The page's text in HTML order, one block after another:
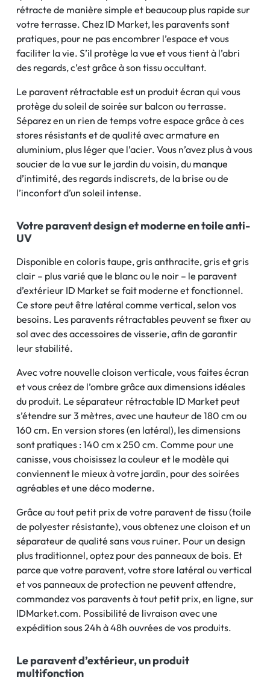
rétracte de manière simple et beaucoup plus rapide sur
votre terrasse. Chez ID Market, les paravents sont
pratiques, pour ne pas encombrer l’espace et vous
faciliter la vie. S’il protège la vue et vous tient à l’abri
des regards, c’est grâce à son tissu occultant.
Le paravent rétractable est un produit écran qui vous
protège du soleil de soirée sur balcon ou terrasse.
Séparez en un rien de temps votre espace grâce à ces
stores résistants et de qualité avec armature en
aluminium, plus léger que l’acier. Vous n’avez plus à vous
soucier de la vue sur le jardin du voisin, du manque
d’intimité, des regards indiscrets, de la brise ou de
l’inconfort d’un soleil intense.
Votre paravent design et moderne en toile anti-
UV
Disponible en coloris taupe, gris anthracite, gris et gris
clair – plus varié que le blanc ou le noir – le paravent
d’extérieur ID Market se fait moderne et fonctionnel.
Ce store peut être latéral comme vertical, selon vos
besoins. Les paravents rétractables peuvent se fixer au
sol avec des accessoires de visserie, afin de garantir
leur stabilité.
Avec votre nouvelle cloison verticale, vous faites écran
et vous créez de l’ombre grâce aux dimensions idéales
du produit. Le séparateur rétractable ID Market peut
s’étendre sur 3 mètres, avec une hauteur de 180 cm ou
160 cm. En version stores (en latéral), les dimensions
sont pratiques : 140 cm x 250 cm. Comme pour une
canisse, vous choisissez la couleur et le modèle qui
conviennent le mieux à votre jardin, pour des soirées
agréables et une déco moderne.
Grâce au tout petit prix de votre paravent de tissu (toile
de polyester résistante), vous obtenez une cloison et un
séparateur de qualité sans vous ruiner. Pour un design
plus traditionnel, optez pour des panneaux de bois. Et
parce que votre paravent, votre store latéral ou vertical
et vos panneaux de protection ne peuvent attendre,
commandez vos paravents à tout petit prix, en ligne, sur
IDMarket.com. Possibilité de livraison avec une
expédition sous 24h à 48h ouvrées de vos produits.
Le paravent d’extérieur, un produit
multifonction